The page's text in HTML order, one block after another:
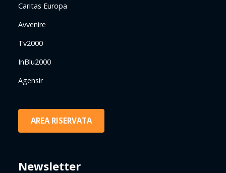
Caritas Europa
Avvenire
Tv2000
InBlu2000
Agensir
AREA RISERVATA
Newsletter